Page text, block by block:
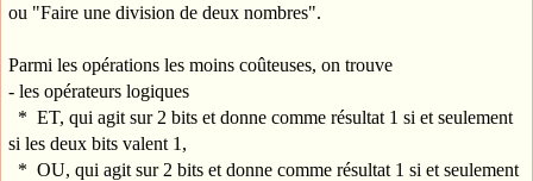
ou "Faire une division de deux nombres".
Parmi les opérations les moins coûteuses, on trouve
- les opérateurs logiques
* ET, qui agit sur 2 bits et donne comme résultat 1 si et seulement
si les deux bits valent 1,
* OU, qui agit sur 2 bits et donne comme résultat 1 si et seulement